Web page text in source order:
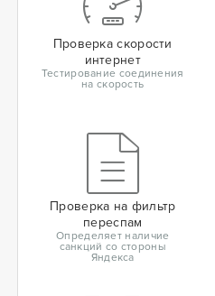
Проверка скорости
интернет
Тестирование соединения
на скорость
Проверка на фильтр
переспам
Определяет наличие
санкций со стороны
Яндекса